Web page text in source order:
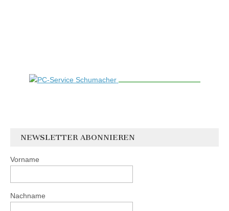
NEWSLETTER ABONNIEREN
Vorname
Nachname